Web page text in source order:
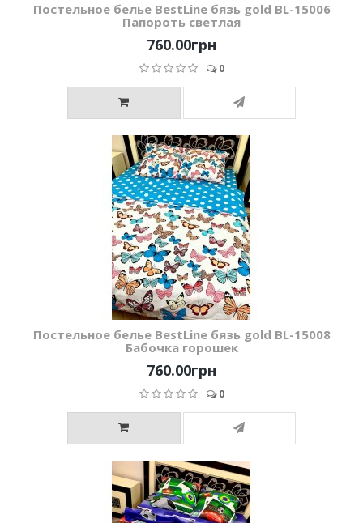
Постельное белье BestLine бязь gold BL-15006
Папороть светлая
760.00грн
0
Постельное белье BestLine бязь gold BL-15008
Бабочка горошек
760.00грн
0